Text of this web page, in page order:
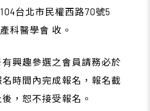
104台北市民權西路70號5
科醫學會 收。
興趣參選之會員請務必於
名時間內完成報名，報名截
後，恕不接受報名。